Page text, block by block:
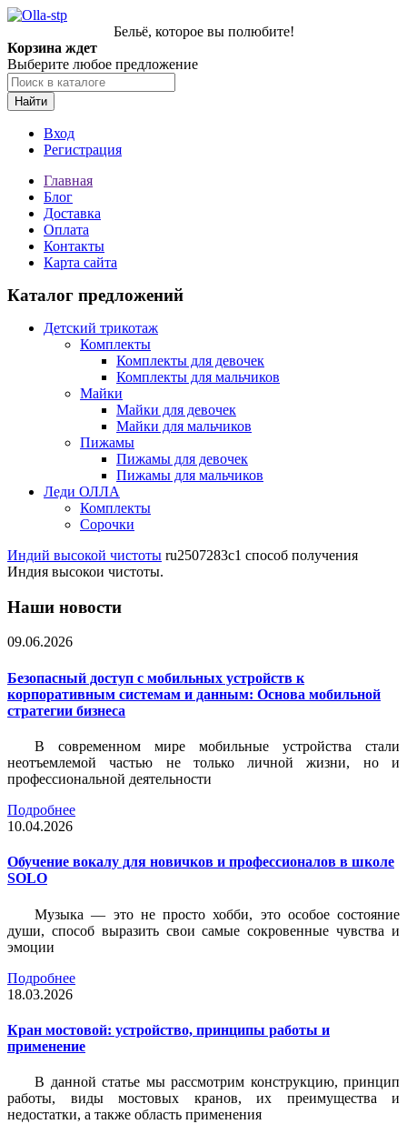
Бельё, которое вы полюбите!
Корзина ждет
Выберите любое предложение
Найти
Вход
Регистрация
Главная
Блог
Доставка
Оплата
Контакты
Карта сайта
Каталог предложений
Детский трикотаж
Комплекты
Комплекты для девочек
Комплекты для мальчиков
Майки
Майки для девочек
Майки для мальчиков
Пижамы
Пижамы для девочек
Пижамы для мальчиков
Леди ОЛЛА
Комплекты
Сорочки
Индий высокой чистоты ru2507283c1 способ получения
Индия высокои чистоты.
Наши новости
09.06.2026
Безопасный доступ с мобильных устройств к
корпоративным системам и данным: Основа мобильной
стратегии бизнеса
В современном мире мобильные устройства стали
неотъемлемой частью не только личной жизни, но и
профессиональной деятельности
Подробнее
10.04.2026
Обучение вокалу для новичков и профессионалов в школе
SOLO
Музыка — это не просто хобби, это особое состояние
души, способ выразить свои самые сокровенные чувства и
эмоции
Подробнее
18.03.2026
Кран мостовой: устройство, принципы работы и
применение
В данной статье мы рассмотрим конструкцию, принцип
работы, виды мостовых кранов, их преимущества и
недостатки, а также область применения